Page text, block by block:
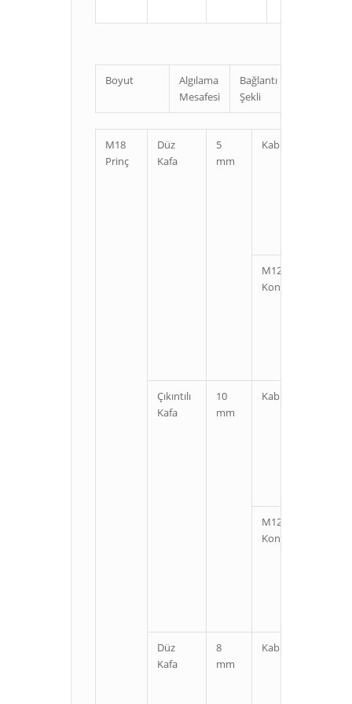
Boyut
Algılama
Mesafesi
Bağlantı
Şekli
M18
Prinç
Düz
Kafa
5
mm
Kablolu
M12
Konnektörlü
Çıkıntılı
Kafa
10
mm
Kablolu
M12
Konnektörlü
Düz
Kafa
8
mm
Kablolu